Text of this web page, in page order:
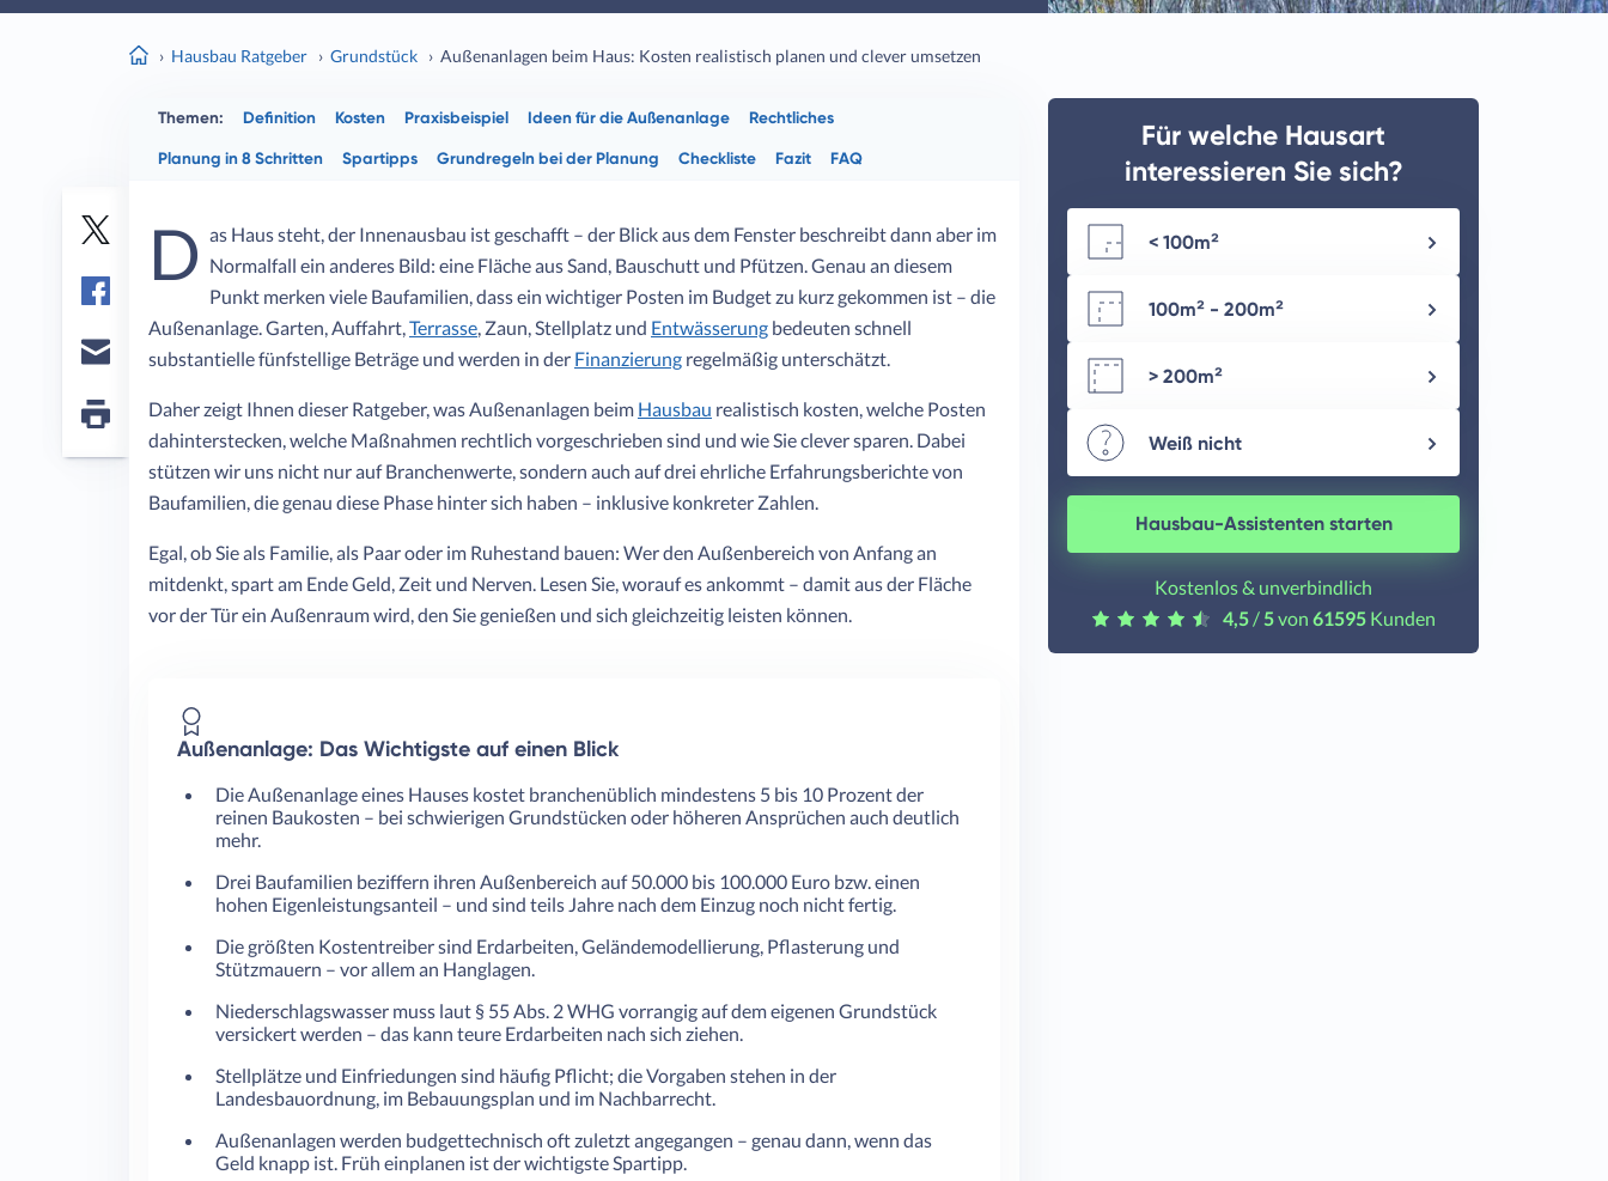
Hausbau Ratgeber Grundstück Außenanlagen beim Haus: Kosten realistisch planen und clever umsetzen
Facebook
mail
drucken
Themen: Definition Kosten Praxisbeispiel Ideen für die Außenanlage
Rechtliches
Planung in 8 Schritten
Spartipps Grundregeln bei der Planung Checkliste Fazit FAQ
D as Haus steht, der Innenausbau ist geschafft – der Blick aus dem Fenster beschreibt dann aber im
Normalfall ein anderes Bild: eine Fläche aus Sand, Bauschutt und Pfützen. Genau an diesem
Punkt merken viele Baufamilien, dass ein wichtiger Posten im Budget zu kurz gekommen ist – die
Außenanlage. Garten, Auffahrt,Terrasse, Zaun, Stellplatz und Entwässerung bedeuten schnell
substantielle fünfstellige Beträge und werden in der Finanzierung regelmäßig unterschätzt.
Daher zeigt Ihnen dieser Ratgeber, was Außenanlagen beim Hausbau realistisch kosten, welche Posten
dahinterstecken, welche Maßnahmen rechtlich vorgeschrieben sind und wie Sie clever sparen. Dabei
stützen wir uns nicht nur auf Branchenwerte, sondern auch auf drei ehrliche Erfahrungsberichte von
Baufamilien, die genau diese Phase hinter sich haben – inklusive konkreter Zahlen.
Egal, ob Sie als Familie, als Paar oder im Ruhestand bauen: Wer den Außenbereich von Anfang an
mitdenkt, spart am Ende Geld, Zeit und Nerven. Lesen Sie, worauf es ankommt – damit aus der Fläche
vor der Tür ein Außenraum wird, den Sie genießen und sich gleichzeitig leisten können.
Außenanlage: Das Wichtigste auf einen Blick
Die Außenanlage eines Hauses kostet branchenüblich mindestens 5 bis 10 Prozent der
reinen Baukosten – bei schwierigen Grundstücken oder höheren Ansprüchen auch deutlich
mehr.
Drei Baufamilien beziffern ihren Außenbereich auf 50.000 bis 100.000 Euro bzw. einen
hohen Eigenleistungsanteil – und sind teils Jahre nach dem Einzug noch nicht fertig.
Die größten Kostentreiber sind Erdarbeiten, Geländemodellierung, Pflasterung und
Stützmauern – vor allem an Hanglagen.
Niederschlagswasser muss laut § 55 Abs. 2 WHG vorrangig auf dem eigenen Grundstück
versickert werden – das kann teure Erdarbeiten nach sich ziehen.
Stellplätze und Einfriedungen sind häufig Pflicht; die Vorgaben stehen in der
Landesbauordnung, im Bebauungsplan und im Nachbarrecht.
Außenanlagen werden budgettechnisch oft zuletzt angegangen – genau dann, wenn das
Geld knapp ist. Früh einplanen ist der wichtigste Spartipp.
Für welche Hausart
interessieren Sie sich?
< 100m²
100m² - 200m²
> 200m²
Weiß nicht
Hausbau-Assistenten starten
Kostenlos & unverbindlich
4,5/5von 61595Kunden